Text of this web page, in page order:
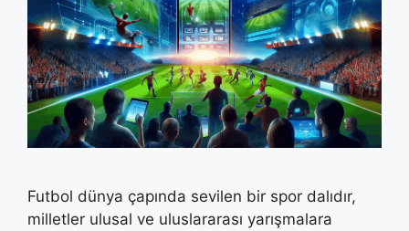
Futbol dünya çapında sevilen bir spor dalıdır,
milletler ulusal ve uluslararası yarışmalara